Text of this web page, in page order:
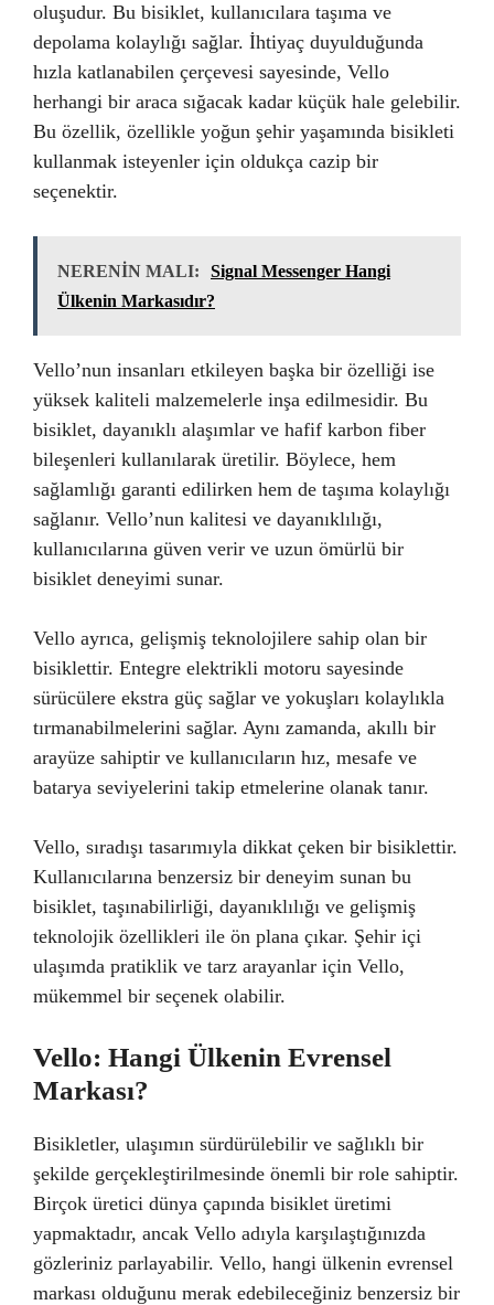
oluşudur. Bu bisiklet, kullanıcılara taşıma ve
depolama kolaylığı sağlar. İhtiyaç duyulduğunda
hızla katlanabilen çerçevesi sayesinde, Vello
herhangi bir araca sığacak kadar küçük hale gelebilir.
Bu özellik, özellikle yoğun şehir yaşamında bisikleti
kullanmak isteyenler için oldukça cazip bir
seçenektir.
NERENİN MALI:
Signal Messenger Hangi
Ülkenin Markasıdır?
Vello’nun insanları etkileyen başka bir özelliği ise
yüksek kaliteli malzemelerle inşa edilmesidir. Bu
bisiklet, dayanıklı alaşımlar ve hafif karbon fiber
bileşenleri kullanılarak üretilir. Böylece, hem
sağlamlığı garanti edilirken hem de taşıma kolaylığı
sağlanır. Vello’nun kalitesi ve dayanıklılığı,
kullanıcılarına güven verir ve uzun ömürlü bir
bisiklet deneyimi sunar.
Vello ayrıca, gelişmiş teknolojilere sahip olan bir
bisiklettir. Entegre elektrikli motoru sayesinde
sürücülere ekstra güç sağlar ve yokuşları kolaylıkla
tırmanabilmelerini sağlar. Aynı zamanda, akıllı bir
arayüze sahiptir ve kullanıcıların hız, mesafe ve
batarya seviyelerini takip etmelerine olanak tanır.
Vello, sıradışı tasarımıyla dikkat çeken bir bisiklettir.
Kullanıcılarına benzersiz bir deneyim sunan bu
bisiklet, taşınabilirliği, dayanıklılığı ve gelişmiş
teknolojik özellikleri ile ön plana çıkar. Şehir içi
ulaşımda pratiklik ve tarz arayanlar için Vello,
mükemmel bir seçenek olabilir.
Vello: Hangi Ülkenin Evrensel
Markası?
Bisikletler, ulaşımın sürdürülebilir ve sağlıklı bir
şekilde gerçekleştirilmesinde önemli bir role sahiptir.
Birçok üretici dünya çapında bisiklet üretimi
yapmaktadır, ancak Vello adıyla karşılaştığınızda
gözleriniz parlayabilir. Vello, hangi ülkenin evrensel
markası olduğunu merak edebileceğiniz benzersiz bir